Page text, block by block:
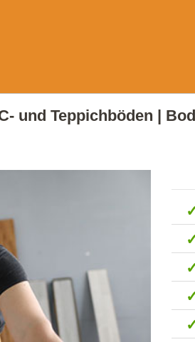
und Teppichböden |